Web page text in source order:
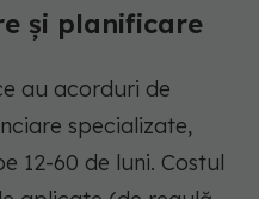
și planificare
au acorduri de
specializate,
12-60 de luni. Costul